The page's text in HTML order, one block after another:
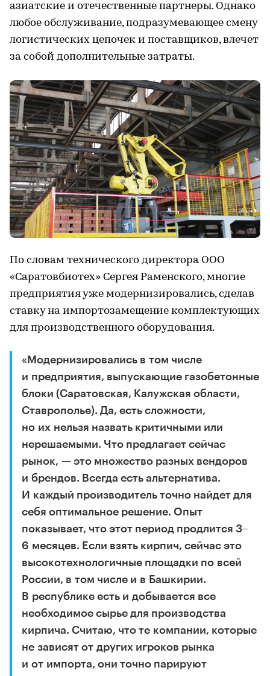
азиатские и отечественные партнеры. Однако
любое обслуживание, подразумевающее смену
логистических цепочек и поставщиков, влечет
за собой дополнительные затраты.
По словам технического директора ООО
«Саратовбиотех» Сергея Раменского, многие
предприятия уже модернизировались, сделав
ставку на импортозамещение комплектующих
для производственного оборудования.
«Модернизировались в том числе
и предприятия, выпускающие газобетонные
блоки (Саратовская, Калужская области,
Ставрополье). Да, есть сложности,
но их нельзя назвать критичными или
нерешаемыми. Что предлагает сейчас
рынок, — это множество разных вендоров
и брендов. Всегда есть альтернатива.
И каждый производитель точно найдет для
себя оптимальное решение. Опыт
показывает, что этот период продлится 3–
6 месяцев. Если взять кирпич, сейчас это
высокотехнологичные площадки по всей
России, в том числе и в Башкирии.
В республике есть и добывается все
необходимое сырье для производства
кирпича. Считаю, что те компании, которые
не зависят от других игроков рынка
и от импорта, они точно парируют